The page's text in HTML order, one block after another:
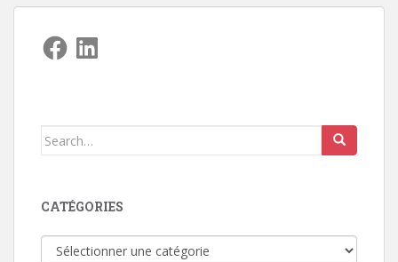
Facebook
LinkedIn
Search
CATÉGORIES
Catégories